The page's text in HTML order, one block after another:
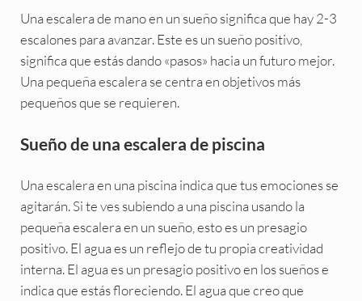
Una escalera de mano en un sueño significa que hay 2-3
escalones para avanzar. Este es un sueño positivo,
significa que estás dando «pasos» hacia un futuro mejor.
Una pequeña escalera se centra en objetivos más
pequeños que se requieren.
Sueño de una escalera de piscina
Una escalera en una piscina indica que tus emociones se
agitarán. Si te ves subiendo a una piscina usando la
pequeña escalera en un sueño, esto es un presagio
positivo. El agua es un reflejo de tu propia creatividad
interna. El agua es un presagio positivo en los sueños e
indica que estás floreciendo. El agua que creo que